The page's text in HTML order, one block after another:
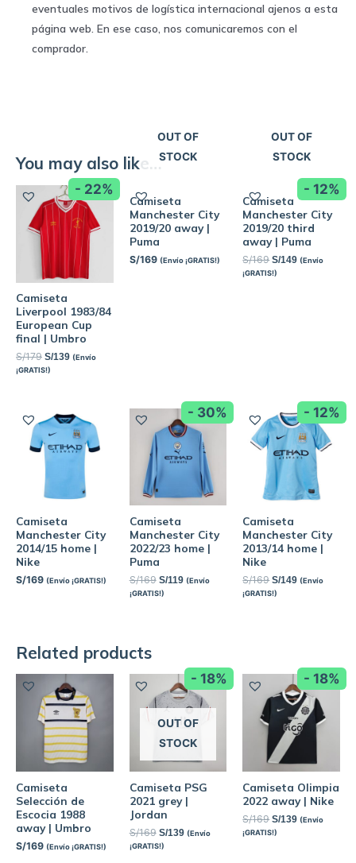
eventuales motivos de logística internacional ajenos a esta
página web. En ese caso, nos comunicaremos con el
comprador.
You may also like…
- 22%
Camiseta
Liverpool 1983/84
European Cup
final | Umbro
S/179 S/139 (Envío
¡GRATIS!)
OUT OF
STOCK
Camiseta
Manchester City
2019/20 away |
Puma
S/169 (Envío ¡GRATIS!)
- 12%
OUT OF
STOCK
Camiseta
Manchester City
2019/20 third
away | Puma
S/169 S/149 (Envío
¡GRATIS!)
Camiseta
Manchester City
2014/15 home |
Nike
S/169 (Envío ¡GRATIS!)
- 30%
Camiseta
Manchester City
2022/23 home |
Puma
S/169 S/119 (Envío
¡GRATIS!)
- 12%
Camiseta
Manchester City
2013/14 home |
Nike
S/169 S/149 (Envío
¡GRATIS!)
Related products
Camiseta
Selección de
Escocia 1988
away | Umbro
S/169 (Envío ¡GRATIS!)
- 18%
OUT OF
STOCK
Camiseta PSG
2021 grey |
Jordan
S/169 S/139 (Envío
¡GRATIS!)
- 18%
Camiseta Olimpia
2022 away | Nike
S/169 S/139 (Envío
¡GRATIS!)